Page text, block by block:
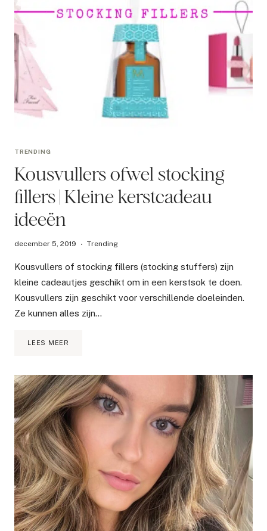
TRENDING
Kousvullers ofwel stocking
fillers | Kleine kerstcadeau
ideeën
december 5, 2019 Trending
Kousvullers of stocking fillers (stocking stuffers) zijn
kleine cadeautjes geschikt om in een kerstsok te doen.
Kousvullers zijn geschikt voor verschillende doeleinden.
Ze kunnen alles zijn…
LEES MEER
|
KLEINE
KERSTCADEAU
IDEEËN